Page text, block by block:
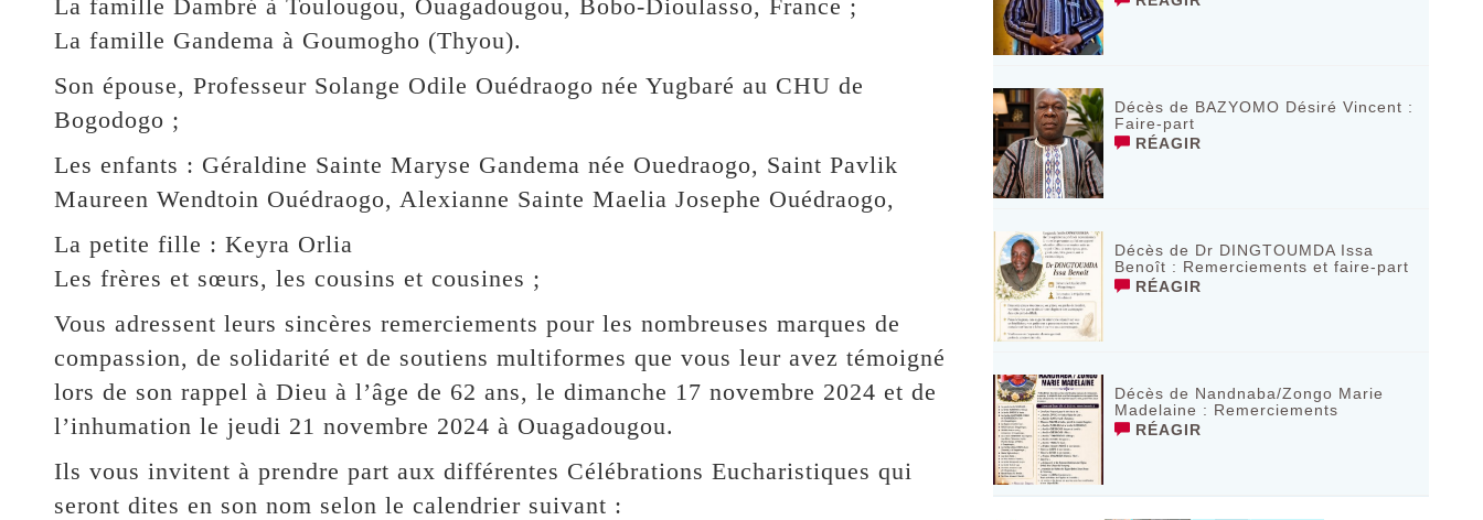
La famille Dambré à Toulougou, Ouagadougou, Bobo-Dioulasso, France ;
La famille Gandema à Goumogho (Thyou).
Son épouse, Professeur Solange Odile Ouédraogo née Yugbaré au CHU de
Bogodogo ;
Les enfants : Géraldine Sainte Maryse Gandema née Ouedraogo, Saint Pavlik
Maureen Wendtoin Ouédraogo, Alexianne Sainte Maelia Josephe Ouédraogo,
La petite fille : Keyra Orlia
Les frères et sœurs, les cousins et cousines ;
Vous adressent leurs sincères remerciements pour les nombreuses marques de
compassion, de solidarité et de soutiens multiformes que vous leur avez témoigné
lors de son rappel à Dieu à l’âge de 62 ans, le dimanche 17 novembre 2024 et de
l’inhumation le jeudi 21 novembre 2024 à Ouagadougou.
Ils vous invitent à prendre part aux différentes Célébrations Eucharistiques qui
seront dites en son nom selon le calendrier suivant :
Décès de BAZYOMO Désiré Vincent :
Faire-part
RÉAGIR
Décès de Dr DINGTOUMDA Issa
Benoît : Remerciements et faire-part
RÉAGIR
Décès de Nandnaba/Zongo Marie
Madelaine : Remerciements
RÉAGIR